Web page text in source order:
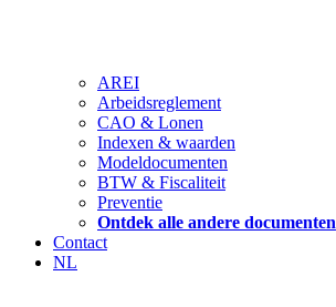
AREI
Arbeidsreglement
CAO & Lonen
Indexen & waarden
Modeldocumenten
BTW & Fiscaliteit
Preventie
Ontdek alle andere documenten
Contact
NL